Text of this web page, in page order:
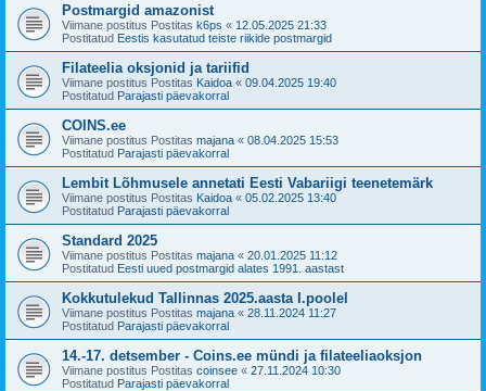
Postmargid amazonist
Viimane postitus Postitas k6ps « 12.05.2025 21:33
Postitatud Eestis kasutatud teiste riikide postmargid
Filateelia oksjonid ja tariifid
Viimane postitus Postitas Kaidoa « 09.04.2025 19:40
Postitatud Parajasti päevakorral
COINS.ee
Viimane postitus Postitas majana « 08.04.2025 15:53
Postitatud Parajasti päevakorral
Lembit Lõhmusele annetati Eesti Vabariigi teenetemärk
Viimane postitus Postitas Kaidoa « 05.02.2025 13:40
Postitatud Parajasti päevakorral
Standard 2025
Viimane postitus Postitas majana « 20.01.2025 11:12
Postitatud Eesti uued postmargid alates 1991. aastast
Kokkutulekud Tallinnas 2025.aasta I.poolel
Viimane postitus Postitas majana « 28.11.2024 11:27
Postitatud Parajasti päevakorral
14.-17. detsember - Coins.ee mündi ja filateeliaoksjon
Viimane postitus Postitas coinsee « 27.11.2024 10:30
Postitatud Parajasti päevakorral